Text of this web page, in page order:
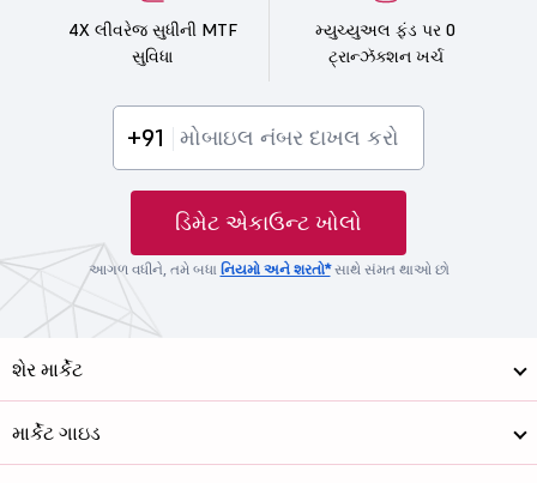
4X લીવરેજ સુધીની MTF
સુવિધા
મ્યુચ્યુઅલ ફંડ પર 0
ટ્રાન્ઝૅક્શન ખર્ચ
+91
ડિમેટ એકાઉન્ટ ખોલો
આગળ વધીને, તમે બધા નિયમો અને શરતો*સાથે સંમત થાઓ છો
શેર માર્કેટ
માર્કેટ ગાઇડ